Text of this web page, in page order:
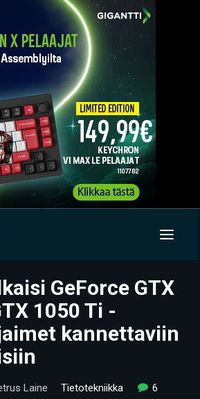
GeForce GTX
1050 Ti -
kannettaviin
Laine Tietotekniikka 6